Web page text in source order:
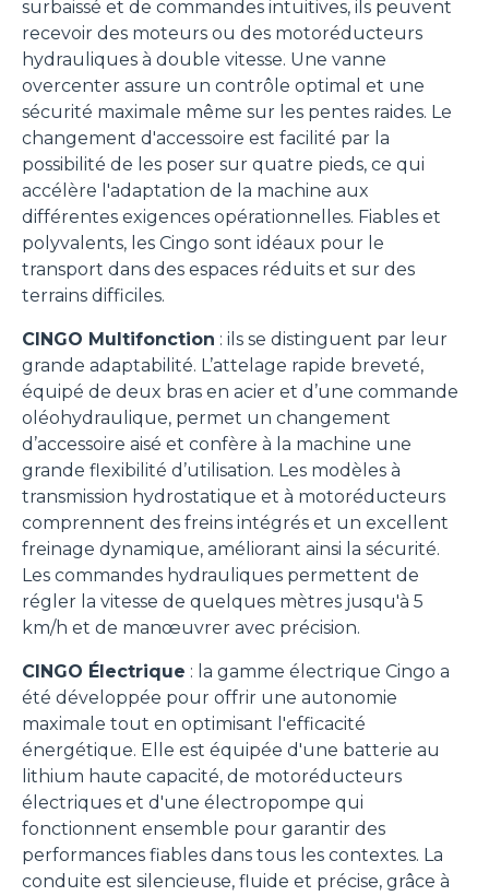
surbaissé et de commandes intuitives, ils peuvent
recevoir des moteurs ou des motoréducteurs
hydrauliques à double vitesse. Une vanne
overcenter assure un contrôle optimal et une
sécurité maximale même sur les pentes raides. Le
changement d'accessoire est facilité par la
possibilité de les poser sur quatre pieds, ce qui
accélère l'adaptation de la machine aux
différentes exigences opérationnelles. Fiables et
polyvalents, les Cingo sont idéaux pour le
transport dans des espaces réduits et sur des
terrains difficiles.
CINGO Multifonction : ils se distinguent par leur
grande adaptabilité. L’attelage rapide breveté,
équipé de deux bras en acier et d’une commande
oléohydraulique, permet un changement
d’accessoire aisé et confère à la machine une
grande flexibilité d’utilisation. Les modèles à
transmission hydrostatique et à motoréducteurs
comprennent des freins intégrés et un excellent
freinage dynamique, améliorant ainsi la sécurité.
Les commandes hydrauliques permettent de
régler la vitesse de quelques mètres jusqu'à 5
km/h et de manœuvrer avec précision.
CINGO Électrique : la gamme électrique Cingo a
été développée pour offrir une autonomie
maximale tout en optimisant l'efficacité
énergétique. Elle est équipée d'une batterie au
lithium haute capacité, de motoréducteurs
électriques et d'une électropompe qui
fonctionnent ensemble pour garantir des
performances fiables dans tous les contextes. La
conduite est silencieuse, fluide et précise, grâce à